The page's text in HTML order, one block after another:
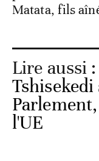
Matata, fils
Lire aussi :
l'UE